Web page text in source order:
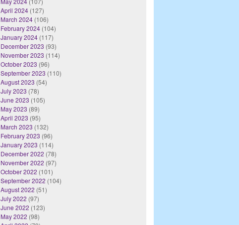
April 2024(127)
March 2024(106)
February 2024(104)
January 2024(117)
December 2023 (93)
November 2023 (114)
October 2023 (96)
September 2023 (110)
August 2023 (54)
July 2023 (78)
June 2023 (105)
May 2023 (89)
April 2023 (95)
March 2023 (132)
February 2023 (96)
January 2023 (114)
December 2022 (78)
November 2022 (97)
October 2022 (101)
September 2022 (104)
August 2022 (51)
July 2022 (97)
June 2022 (123)
May 2022 (98)